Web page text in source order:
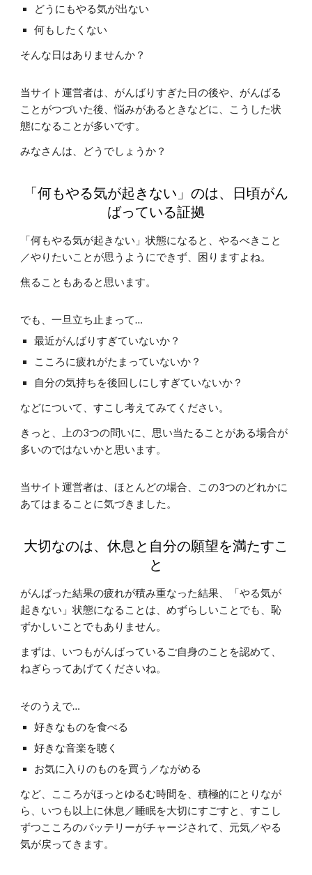
どうにもやる気が出ない
何もしたくない
そんな日はありませんか？
当サイト運営者は、がんばりすぎた日の後や、がんばる
ことがつづいた後、悩みがあるときなどに、こうした状
態になることが多いです。
みなさんは、どうでしょうか？
「何もやる気が起きない」のは、日頃がん
ばっている証拠
「何もやる気が起きない」状態になると、やるべきこと
／やりたいことが思うようにできず、困りますよね。
焦ることもあると思います。
でも、一旦立ち止まって…
最近がんばりすぎていないか？
こころに疲れがたまっていないか？
自分の気持ちを後回しにしすぎていないか？
などについて、すこし考えてみてください。
きっと、上の3つの問いに、思い当たることがある場合が
多いのではないかと思います。
当サイト運営者は、ほとんどの場合、この3つのどれかに
あてはまることに気づきました。
大切なのは、休息と自分の願望を満たすこ
と
がんばった結果の疲れが積み重なった結果、「やる気が
起きない」状態になることは、めずらしいことでも、恥
ずかしいことでもありません。
まずは、いつもがんばっているご自身のことを認めて、
ねぎらってあげてくださいね。
そのうえで…
好きなものを食べる
好きな音楽を聴く
お気に入りのものを買う／ながめる
など、こころがほっとゆるむ時間を、積極的にとりなが
ら、いつも以上に休息／睡眠を大切にすごすと、すこし
ずつこころのバッテリーがチャージされて、元気／やる
気が戻ってきます。